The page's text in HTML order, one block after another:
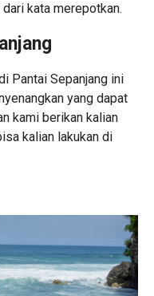
kata merepotkan.
Pantai Sepanjang ini
yang dapat
kami berikan kalian
kalian lakukan di